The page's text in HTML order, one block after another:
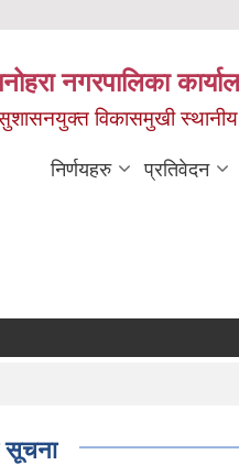
नगरपालिका
विकासमुखी
निर्णयहरु प्रतिवेदन
सूचना